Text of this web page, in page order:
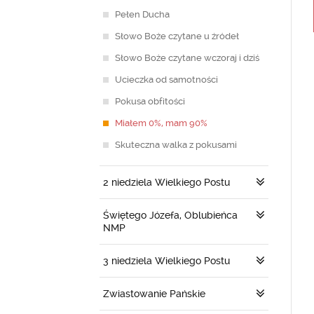
Pełen Ducha
Słowo Boże czytane u źródeł
Słowo Boże czytane wczoraj i dziś
Ucieczka od samotności
Pokusa obfitości
Miałem 0%, mam 90%
Skuteczna walka z pokusami
2 niedziela Wielkiego Postu
Świętego Józefa, Oblubieńca
NMP
3 niedziela Wielkiego Postu
Zwiastowanie Pańskie